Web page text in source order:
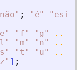
não" ; " é" "
e" " f" " g "
..
l " " m" " n"
..
s " " t " " u"
..
z " ] ;